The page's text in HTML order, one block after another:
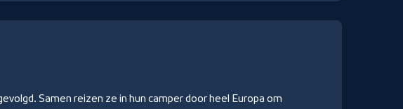
Samen reizen ze in hun camper door heel Europa om